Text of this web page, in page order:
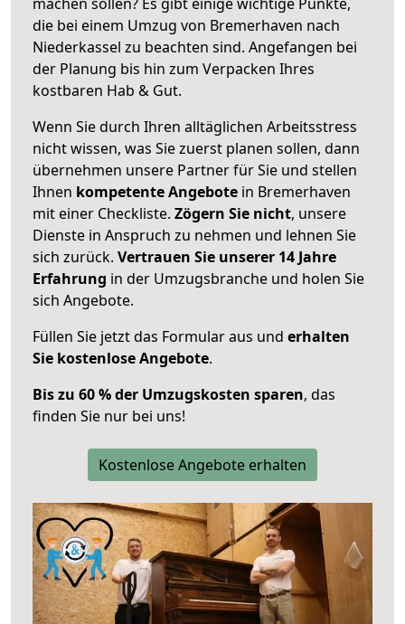
die bei einem Umzug von Bremerhaven nach
Niederkassel zu beachten sind. Angefangen bei
der Planung bis hin zum Verpacken Ihres
kostbaren Hab & Gut.
Wenn Sie durch Ihren alltäglichen Arbeitsstress
nicht wissen, was Sie zuerst planen sollen, dann
übernehmen unsere Partner für Sie und stellen
Ihnen kompetente Angebote in Bremerhaven
mit einer Checkliste. Zögern Sie nicht, unsere
Dienste in Anspruch zu nehmen und lehnen Sie
sich zurück. Vertrauen Sie unserer 14 Jahre
Erfahrung in der Umzugsbranche und holen Sie
sich Angebote.
Füllen Sie jetzt das Formular aus und erhalten
Sie kostenlose Angebote.
Bis zu 60 % der Umzugskosten sparen, das
finden Sie nur bei uns!
Kostenlose Angebote erhalten